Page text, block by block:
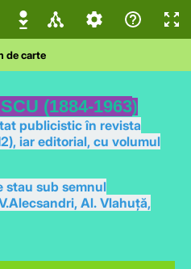
FANTASTICE DIN POVESTIREA
de carte
(1884-1963)
publicistic în revista
iar editorial, cu volumul
stau sub semnul
Al. Vlahuță,